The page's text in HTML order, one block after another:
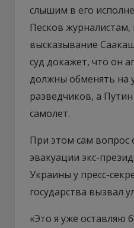
слышим в его
Песков
высказывание
суд докажет, что он
должны обменять на
разведчиков, а
самолет.
При этом сам вопрос
эвакуации экс-
Украины у пресс-
государства вызвал
«Это я уже оставляю